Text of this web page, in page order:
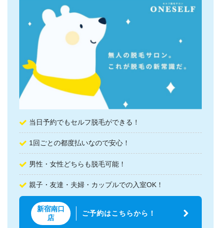
当日予約でもセルフ脱毛ができる！
1回ごとの都度払いなので安心！
男性・女性どちらも脱毛可能！
親子・友達・夫婦・カップルでの入室OK！
新宿南口
店
ご予約はこちらから！